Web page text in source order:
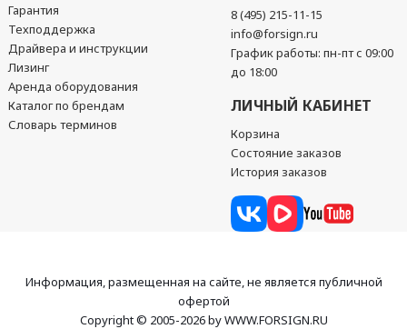
Гарантия
Техподдержка
Драйвера и инструкции
Лизинг
Аренда оборудования
Каталог по брендам
Словарь терминов
8 (495) 215-11-15
info@forsign.ru
График работы: пн-пт с 09:00
до 18:00
ЛИЧНЫЙ КАБИНЕТ
Корзина
Состояние заказов
История заказов
Информация, размещенная на сайте, не является публичной
офертой
Copyright © 2005-2026 by WWW.FORSIGN.RU